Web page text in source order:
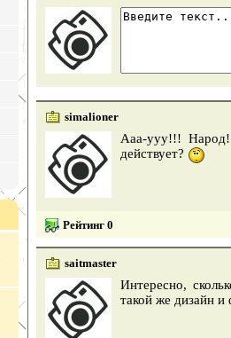
simalioner
Ааа-ууу!!!
действует?
Рейтинг 0
saitmaster
Интересно,
такой же дизайн